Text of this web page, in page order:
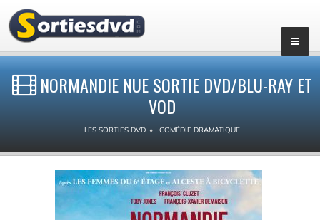
NORMANDIE NUE SORTIE DVD/BLU-RAY ET
VOD
LES SORTIES DVD COMÉDIE DRAMATIQUE